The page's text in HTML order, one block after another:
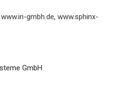
www.in-gmbh.de, www.sphinx-
GmbH